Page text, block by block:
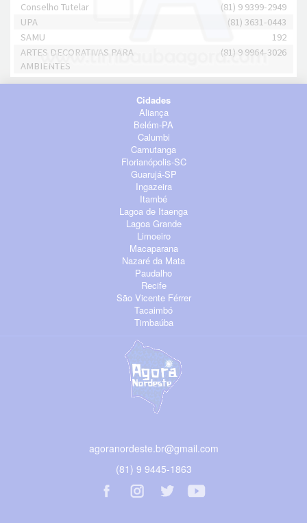
Conselho Tutelar
(81) 9 9399-2949
UPA
(81) 3631-0443
SAMU
192
ARTES DECORATIVAS PARA
AMBIENTES
(81) 9 9964-3026
Cidades
Aliança
Belém-PA
Calumbi
Camutanga
Florianópolis-SC
Guarujá-SP
Ingazeira
Itambé
Lagoa de Itaenga
Lagoa Grande
Limoeiro
Macaparana
Nazaré da Mata
Paudalho
Recife
São Vicente Férrer
Tacaimbó
Timbaúba
agoranordeste.br@gmail.com
(81) 9 9445-1863